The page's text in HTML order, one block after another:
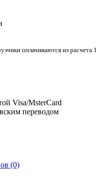
оплачиваются из расчета 1
Visa/MsterCard
переводом
(0)